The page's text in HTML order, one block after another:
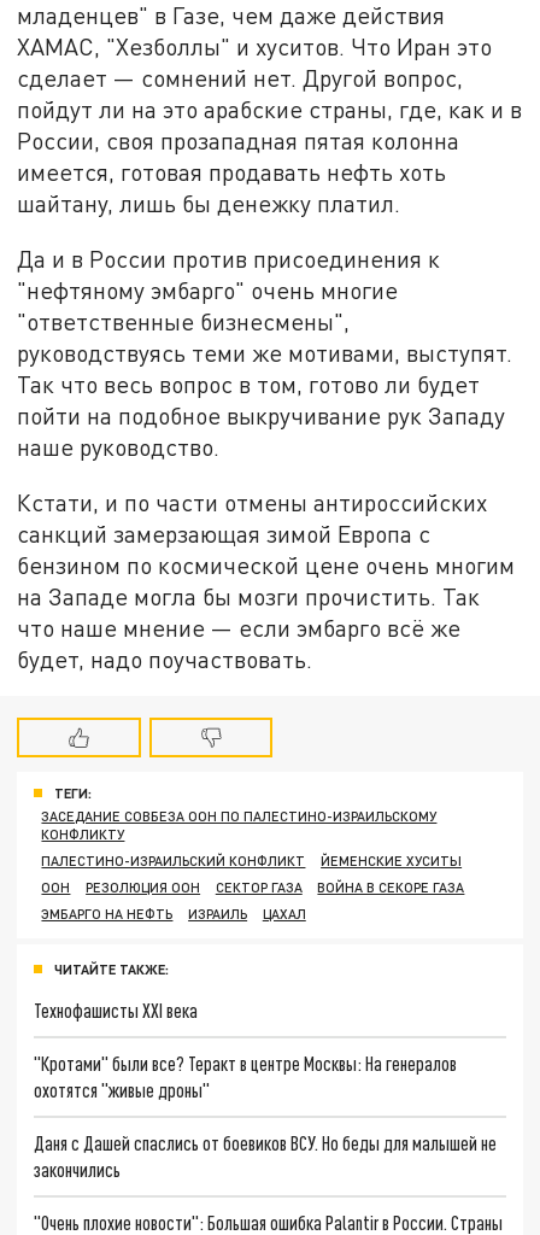
младенцев" в Газе, чем даже действия
ХАМАС, "Хезболлы" и хуситов. Что Иран это
сделает — сомнений нет. Другой вопрос,
пойдут ли на это арабские страны, где, как и в
России, своя прозападная пятая колонна
имеется, готовая продавать нефть хоть
шайтану, лишь бы денежку платил.
Да и в России против присоединения к
"нефтяному эмбарго" очень многие
"ответственные бизнесмены",
руководствуясь теми же мотивами, выступят.
Так что весь вопрос в том, готово ли будет
пойти на подобное выкручивание рук Западу
наше руководство.
Кстати, и по части отмены антироссийских
санкций замерзающая зимой Европа с
бензином по космической цене очень многим
на Западе могла бы мозги прочистить. Так
что наше мнение — если эмбарго всё же
будет, надо поучаствовать.
ТЕГИ:
ЗАСЕДАНИЕ СОВБЕЗА ООН ПО ПАЛЕСТИНО-ИЗРАИЛЬСКОМУ
КОНФЛИКТУ
ПАЛЕСТИНО-ИЗРАИЛЬСКИЙ КОНФЛИКТ
ЙЕМЕНСКИЕ ХУСИТЫ
ООН
РЕЗОЛЮЦИЯ ООН СЕКТОР ГАЗА
ВОЙНА В СЕКОРЕ ГАЗА
ЭМБАРГО НА НЕФТЬ
ИЗРАИЛЬ ЦАХАЛ
ЧИТАЙТЕ ТАКЖЕ:
Технофашисты XXI века
"Кротами" были все? Теракт в центре Москвы: На генералов
охотятся "живые дроны"
Даня с Дашей спаслись от боевиков ВСУ. Но беды для малышей не
закончились
"Очень плохие новости": Большая ошибка Palantir в России. Страны